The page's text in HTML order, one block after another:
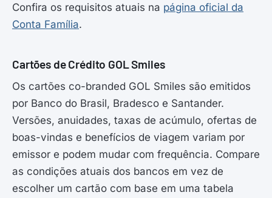
Confira os requisitos atuais na página oficial da
Conta Família.
Cartões de Crédito GOL Smiles
Os cartões co-branded GOL Smiles são emitidos
por Banco do Brasil, Bradesco e Santander.
Versões, anuidades, taxas de acúmulo, ofertas de
boas-vindas e benefícios de viagem variam por
emissor e podem mudar com frequência. Compare
as condições atuais dos bancos em vez de
escolher um cartão com base em uma tabela